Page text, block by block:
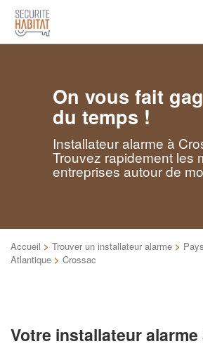
On vous fait
du temps !
Installateur alarme à
Trouvez rapidement les
entreprises autour de
Accueil > Trouver un installateur alarme >
Atlantique > Crossac
Votre installateur